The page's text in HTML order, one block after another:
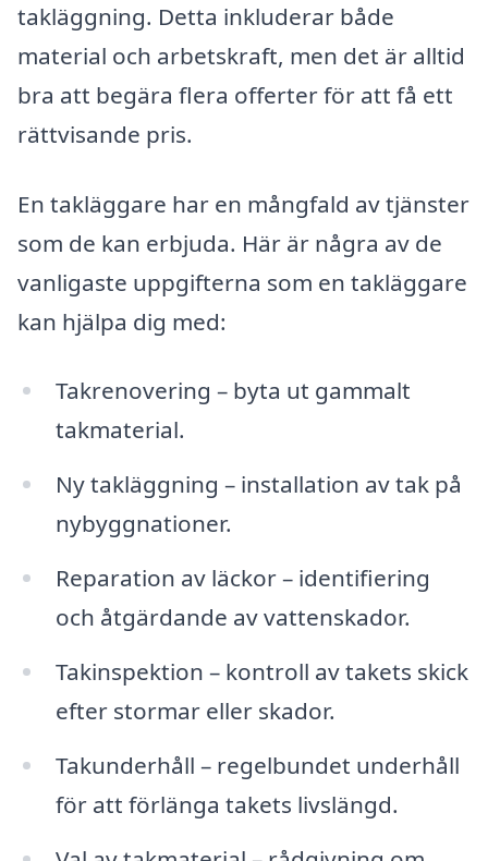
takläggning. Detta inkluderar både
material och arbetskraft, men det är alltid
bra att begära flera offerter för att få ett
rättvisande pris.
En takläggare har en mångfald av tjänster
som de kan erbjuda. Här är några av de
vanligaste uppgifterna som en takläggare
kan hjälpa dig med:
Takrenovering – byta ut gammalt
takmaterial.
Ny takläggning – installation av tak på
nybyggnationer.
Reparation av läckor – identifiering
och åtgärdande av vattenskador.
Takinspektion – kontroll av takets skick
efter stormar eller skador.
Takunderhåll – regelbundet underhåll
för att förlänga takets livslängd.